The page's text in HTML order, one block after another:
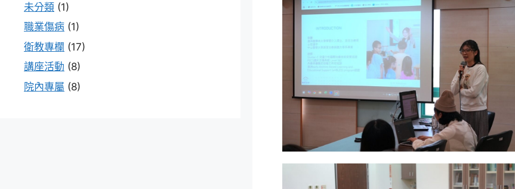
未分類 (1)
職業傷病 (1)
衛教專欄 (17)
講座活動 (8)
院內專屬 (8)